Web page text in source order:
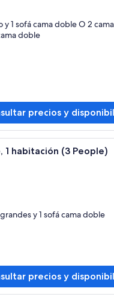
y 1 sofá cama doble O 2
doble
precios y
Habitación de hotel con
1 habitación (3 People)
y 1 sofá cama doble
precios y